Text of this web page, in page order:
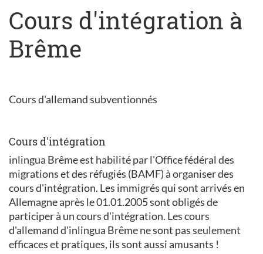
Cours d'intégration à
Brême
Cours d'allemand subventionnés
Cours d'intégration
inlingua Brême est habilité par l'Office fédéral des
migrations et des réfugiés (BAMF) à organiser des
cours d'intégration. Les immigrés qui sont arrivés en
Allemagne après le 01.01.2005 sont obligés de
participer à un cours d'intégration. Les cours
d'allemand d'inlingua Brême ne sont pas seulement
efficaces et pratiques, ils sont aussi amusants !